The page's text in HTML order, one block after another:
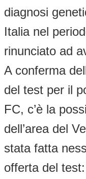
diagnosi
Italia nel
rinunciato ad
A conferma
del test per il
FC, c’è la
dell’area del
stata fatta
offerta del